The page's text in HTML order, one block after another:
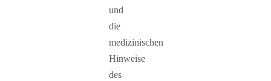
und
die
medizinischen
Hinweise
des